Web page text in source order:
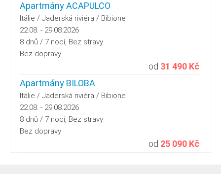
Apartmány ACAPULCO
Itálie / Jaderská riviéra / Bibione
22.08. - 29.08.2026
8 dnů / 7 nocí, Bez stravy
Bez dopravy
od 31 490 Kč
Apartmány BILOBA
Itálie / Jaderská riviéra / Bibione
22.08. - 29.08.2026
8 dnů / 7 nocí, Bez stravy
Bez dopravy
od 25 090 Kč